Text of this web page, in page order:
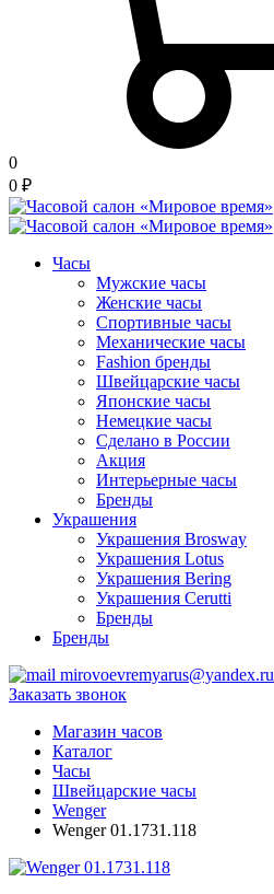
0
0 ₽
Часы
Мужские часы
Женские часы
Спортивные часы
Механические часы
Fashion бренды
Швейцарские часы
Японские часы
Немецкие часы
Сделано в России
Акция
Интерьерные часы
Бренды
Украшения
Украшения Brosway
Украшения Lotus
Украшения Bering
Украшения Cerutti
Бренды
Бренды
mirovoevremyarus@yandex.ru
Заказать звонок
Магазин часов
Каталог
Часы
Швейцарские часы
Wenger
Wenger 01.1731.118